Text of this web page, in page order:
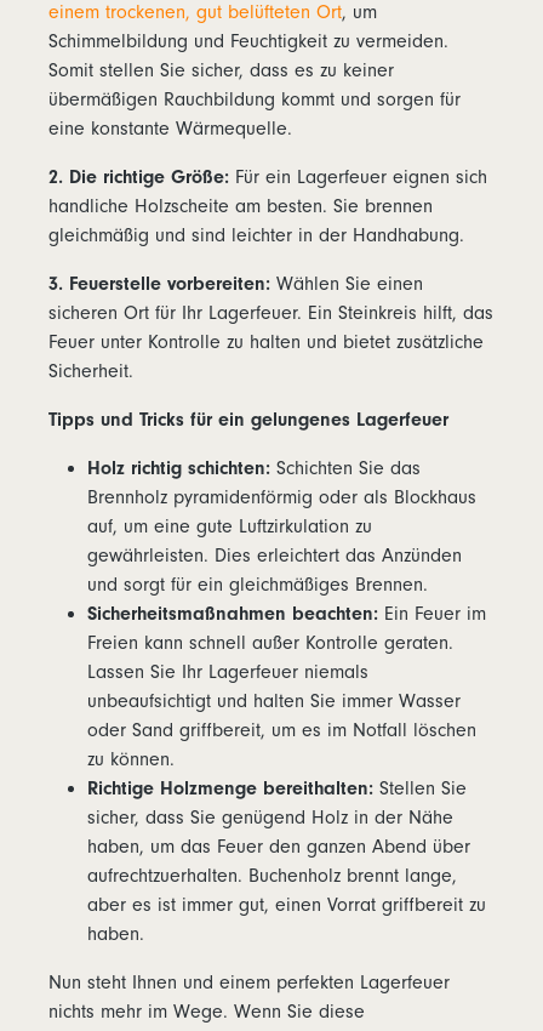
einem trockenen, gut belüfteten Ort, um
Schimmelbildung und Feuchtigkeit zu vermeiden.
Somit stellen Sie sicher, dass es zu keiner
übermäßigen Rauchbildung kommt und sorgen für
eine konstante Wärmequelle.
2. Die richtige Größe: Für ein Lagerfeuer eignen sich
handliche Holzscheite am besten. Sie brennen
gleichmäßig und sind leichter in der Handhabung.
3. Feuerstelle vorbereiten: Wählen Sie einen
sicheren Ort für Ihr Lagerfeuer. Ein Steinkreis hilft, das
Feuer unter Kontrolle zu halten und bietet zusätzliche
Sicherheit.
Tipps und Tricks für ein gelungenes Lagerfeuer
Holz richtig schichten: Schichten Sie das
Brennholz pyramidenförmig oder als Blockhaus
auf, um eine gute Luftzirkulation zu
gewährleisten. Dies erleichtert das Anzünden
und sorgt für ein gleichmäßiges Brennen.
Sicherheitsmaßnahmen beachten: Ein Feuer im
Freien kann schnell außer Kontrolle geraten.
Lassen Sie Ihr Lagerfeuer niemals
unbeaufsichtigt und halten Sie immer Wasser
oder Sand griffbereit, um es im Notfall löschen
zu können.
Richtige Holzmenge bereithalten: Stellen Sie
sicher, dass Sie genügend Holz in der Nähe
haben, um das Feuer den ganzen Abend über
aufrechtzuerhalten. Buchenholz brennt lange,
aber es ist immer gut, einen Vorrat griffbereit zu
haben.
Nun steht Ihnen und einem perfekten Lagerfeuer
nichts mehr im Wege. Wenn Sie diese